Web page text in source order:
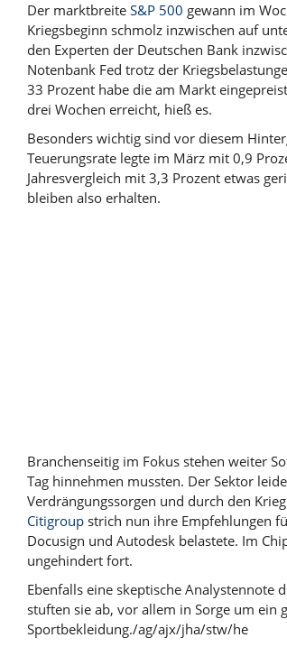
Der marktbreite S&P 500 gewann im
Kriegsbeginn schmolz inzwischen auf
den Experten der Deutschen Bank
Notenbank Fed trotz der
33 Prozent habe die am Markt
drei Wochen erreicht, hieß es.
Besonders wichtig sind vor diesem
Teuerungsrate legte im März mit 0,9
Jahresvergleich mit 3,3 Prozent etwas
bleiben also erhalten.
Branchenseitig im Fokus stehen weiter
Tag hinnehmen mussten. Der Sektor
Verdrängungssorgen und durch den
Citigroup strich nun ihre Empfehlungen
Docusign und Autodesk belastete. Im
ungehindert fort.
Ebenfalls eine skeptische Analystennote
stuften sie ab, vor allem in Sorge um ein
Sportbekleidung./ag/ajx/jha/stw/he